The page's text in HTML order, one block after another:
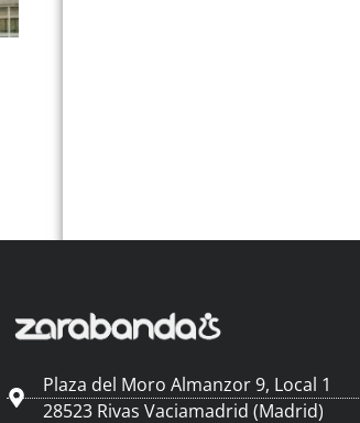
Plaza del Moro Almanzor 9, Local 1
28523 Rivas Vaciamadrid (Madrid)